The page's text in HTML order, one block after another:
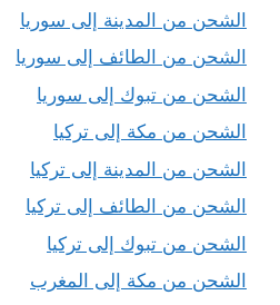
الشحن من المدينة إلى سوريا
الشحن من الطائف إلى سوريا
الشحن من تبوك إلى سوريا
الشحن من مكة إلى تركيا
الشحن من المدينة إلى تركيا
الشحن من الطائف إلى تركيا
الشحن من تبوك إلى تركيا
الشحن من مكة إلى المغرب